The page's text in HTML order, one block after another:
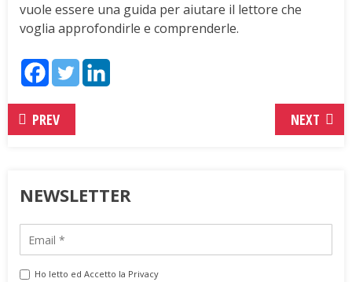
vuole essere una guida per aiutare il lettore che
voglia approfondirle e comprenderle.
PREV NEXT
NEWSLETTER
Ho letto ed Accetto la Privacy